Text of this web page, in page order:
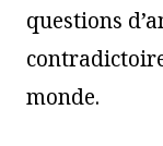
questions
monde.